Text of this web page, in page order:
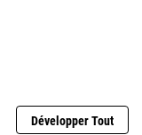
Développer Tout